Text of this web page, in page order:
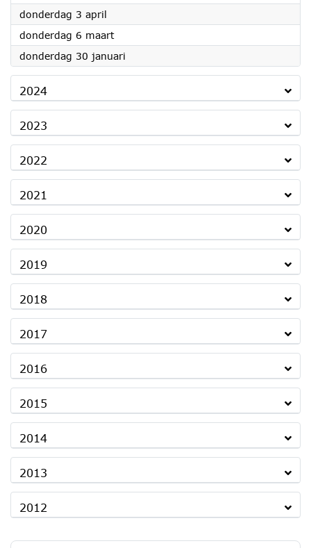
donderdag 3 april
donderdag 6 maart2025
donderdag 30 januari
2024
2023
2022
2021
2020
2019
2018
2017
2016
2015
2014
2013
2012